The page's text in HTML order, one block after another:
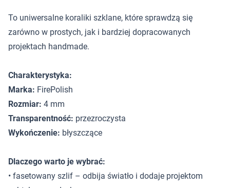
To uniwersalne koraliki szklane, które sprawdzą się
zarówno w prostych, jak i bardziej dopracowanych
projektach handmade.
Charakterystyka:
Marka: FirePolish
Rozmiar: 4 mm
Transparentność: przezroczysta
Wykończenie: błyszczące
Dlaczego warto je wybrać:
• fasetowany szlif – odbija światło i dodaje projektom